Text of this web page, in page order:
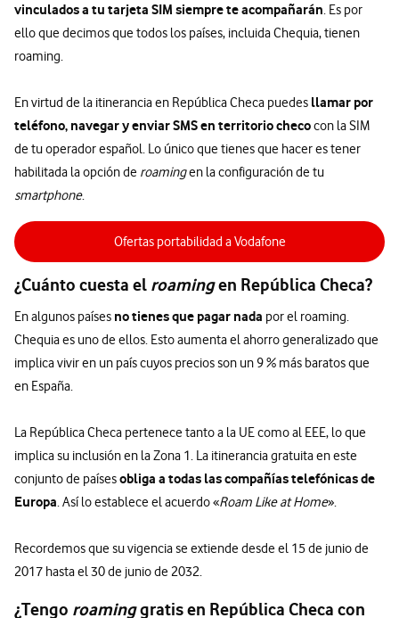
vinculados a tu tarjeta SIM siempre te acompañarán. Es por
ello que decimos que todos los países, incluida Chequia, tienen
roaming.
En virtud de la itinerancia en República Checa puedes llamar por
teléfono, navegar y enviar SMS en territorio checocon la SIM
de tu operador español. Lo único que tienes que hacer es tener
habilitada la opción de roamingen la configuración de tu
smartphone.
Ofertas portabilidad a Vodafone
¿Cuánto cuesta el roamingen República Checa?
En algunos países no tienes que pagar nada por el roaming.
Chequia es uno de ellos. Esto aumenta el ahorro generalizado que
implica vivir en un país cuyos precios son un 9 % más baratos que
en España.
La República Checa pertenece tanto a la UE como al EEE, lo que
implica su inclusión en la Zona 1. La itinerancia gratuita en este
conjunto de paísesobliga a todas las compañías telefónicas de
Europa. Así lo establece el acuerdo «Roam Like at Home».
Recordemos que su vigencia se extiende desde el 15 de junio de
2017 hasta el 30 de junio de 2032.
¿Tengo roaminggratis en República Checa con